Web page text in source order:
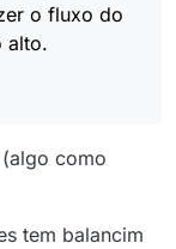
o fluxo do
alto.
como
tem balancim